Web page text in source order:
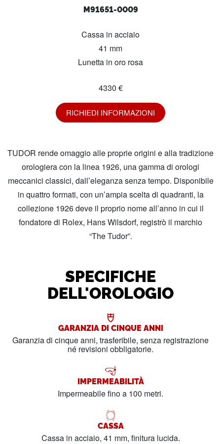
M91651-0009
Cassa in acciaio
41 mm
Lunetta in oro rosa
4330 €
RICHIEDI INFORMAZIONI
TUDOR rende omaggio alle proprie origini e alla tradizione
orologiera con la linea 1926, una gamma di orologi
meccanici classici, dall’eleganza senza tempo. Disponibile
in quattro formati, con un’ampia scelta di quadranti, la
collezione 1926 deve il proprio nome all’anno in cui il
fondatore di Rolex, Hans Wilsdorf, registrò il marchio
“The Tudor”.
SPECIFICHE
DELL'OROLOGIO
GARANZIA DI CINQUE ANNI
Garanzia di cinque anni, trasferibile, senza registrazione
né revisioni obbligatorie.
IMPERMEABILITÀ
Impermeabile fino a 100 metri.
CASSA
Cassa in acciaio, 41 mm, finitura lucida.